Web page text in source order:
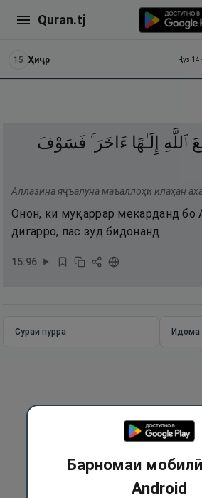
Quran.tj
15 Ҳиҷр Ҷуз 14•
ٱللَّهِ إِلَـٰهًا ءَاخَرَ ۚ فَسَوْفَ
Аллазина яҷъалуна маъаллоҳи илаҳан
Онон, ки муқаррар мекарданд бо
дигарро, пас зуд бидонанд.
15:96
Сураи пурра Идома
Барномаи
Android